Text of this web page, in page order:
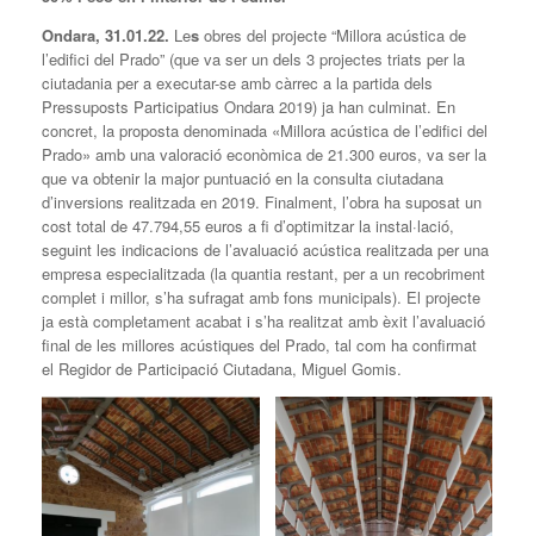
Ondara, 31.01.22. Les obres del projecte “Millora acústica de
l’edifici del Prado” (que va ser un dels 3 projectes triats per la
ciutadania per a executar-se amb càrrec a la partida dels
Pressuposts Participatius Ondara 2019) ja han culminat. En
concret, la proposta denominada «Millora acústica de l’edifici del
Prado» amb una valoració econòmica de 21.300 euros, va ser la
que va obtenir la major puntuació en la consulta ciutadana
d’inversions realitzada en 2019. Finalment, l’obra ha suposat un
cost total de 47.794,55 euros a fi d’optimitzar la instal·lació,
seguint les indicacions de l’avaluació acústica realitzada per una
empresa especialitzada (la quantia restant, per a un recobriment
complet i millor, s’ha sufragat amb fons municipals). El projecte
ja està completament acabat i s’ha realitzat amb èxit l’avaluació
final de les millores acústiques del Prado, tal com ha confirmat
el Regidor de Participació Ciutadana, Miguel Gomis.